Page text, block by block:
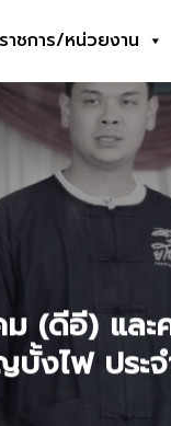
าชการ/หน่วยงาน
ม (ดีอี) แล
งไฟ ประ